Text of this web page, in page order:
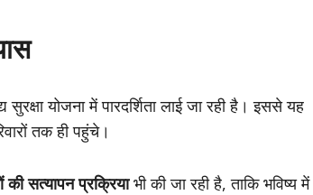
योजना में पारदर्शिता लाई जा रही है। इससे यह
तक ही पहुंचे।
सत्यापन प्रक्रियाभी की जा रही है, ताकि भविष्य में